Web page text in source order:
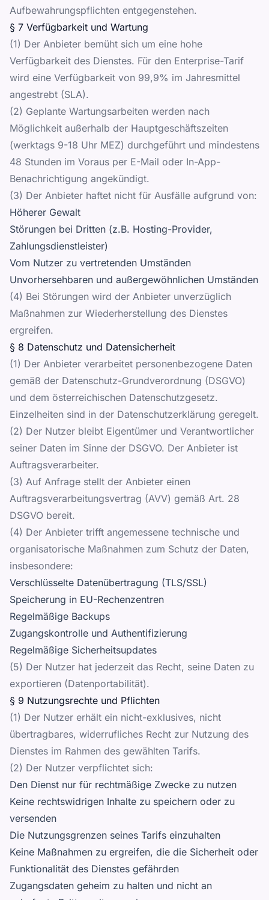
Aufbewahrungspflichten entgegenstehen.
§ 7 Verfügbarkeit und Wartung
(1) Der Anbieter bemüht sich um eine hohe
Verfügbarkeit des Dienstes. Für den Enterprise-Tarif
wird eine Verfügbarkeit von 99,9% im Jahresmittel
angestrebt (SLA).
(2) Geplante Wartungsarbeiten werden nach
Möglichkeit außerhalb der Hauptgeschäftszeiten
(werktags 9-18 Uhr MEZ) durchgeführt und mindestens
48 Stunden im Voraus per E-Mail oder In-App-
Benachrichtigung angekündigt.
(3) Der Anbieter haftet nicht für Ausfälle aufgrund von:
Höherer Gewalt
Störungen bei Dritten (z.B. Hosting-Provider,
Zahlungsdienstleister)
Vom Nutzer zu vertretenden Umständen
Unvorhersehbaren und außergewöhnlichen Umständen
(4) Bei Störungen wird der Anbieter unverzüglich
Maßnahmen zur Wiederherstellung des Dienstes
ergreifen.
§ 8 Datenschutz und Datensicherheit
(1) Der Anbieter verarbeitet personenbezogene Daten
gemäß der Datenschutz-Grundverordnung (DSGVO)
und dem österreichischen Datenschutzgesetz.
Einzelheiten sind in der Datenschutzerklärung geregelt.
(2) Der Nutzer bleibt Eigentümer und Verantwortlicher
seiner Daten im Sinne der DSGVO. Der Anbieter ist
Auftragsverarbeiter.
(3) Auf Anfrage stellt der Anbieter einen
Auftragsverarbeitungsvertrag (AVV) gemäß Art. 28
DSGVO bereit.
(4) Der Anbieter trifft angemessene technische und
organisatorische Maßnahmen zum Schutz der Daten,
insbesondere:
Verschlüsselte Datenübertragung (TLS/SSL)
Speicherung in EU-Rechenzentren
Regelmäßige Backups
Zugangskontrolle und Authentifizierung
Regelmäßige Sicherheitsupdates
(5) Der Nutzer hat jederzeit das Recht, seine Daten zu
exportieren (Datenportabilität).
§ 9 Nutzungsrechte und Pflichten
(1) Der Nutzer erhält ein nicht-exklusives, nicht
übertragbares, widerrufliches Recht zur Nutzung des
Dienstes im Rahmen des gewählten Tarifs.
(2) Der Nutzer verpflichtet sich:
Den Dienst nur für rechtmäßige Zwecke zu nutzen
Keine rechtswidrigen Inhalte zu speichern oder zu
versenden
Die Nutzungsgrenzen seines Tarifs einzuhalten
Keine Maßnahmen zu ergreifen, die die Sicherheit oder
Funktionalität des Dienstes gefährden
Zugangsdaten geheim zu halten und nicht an